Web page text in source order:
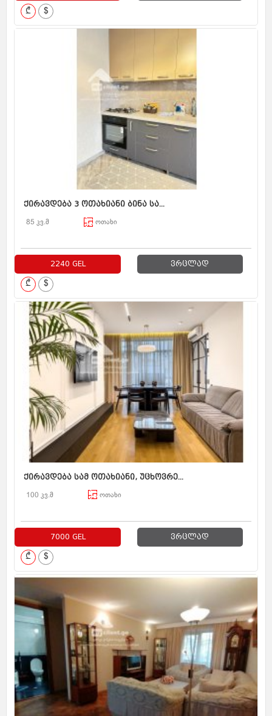
₾ $
ქირავდება 3 ოთახიანი ბინა სა...
85 კვ.მ ოთახი
2240 GEL ვრცლად
₾ $
ქირავდება სამ ოთახიანი, უცხოვრე...
100 კვ.მ ოთახი
7000 GEL ვრცლად
₾ $